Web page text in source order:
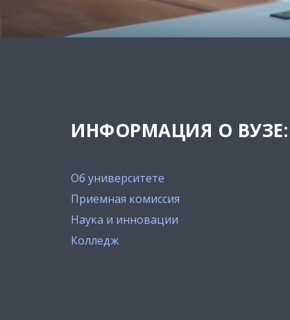
ИНФОРМАЦИЯ О ВУЗЕ:
Об университете
Приемная комиссия
Наука и инновации
Колледж